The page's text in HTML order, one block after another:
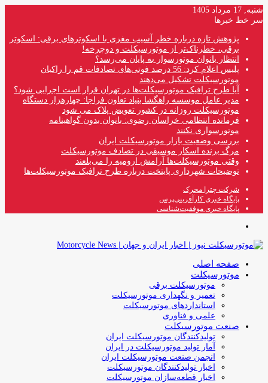
شنبه, 17 مرداد 1405
سر خط خبرها
پژوهش تازه درباره خطر آسیب مغزی با اسکوترهای برقی: اسکوتر
برقی، خطرناک‌تر از موتورسیکلت و دوچرخه!
انتظار بانوان موتورسوار به پایان می‌رسد؟
پلیس اعلام کرد: 56 درصد فوتی‌های تصادفات قم را راکبان
موتورسیکلت تشکیل می‌دهند
آیا طرح ترافیک موتورسیکلت‌ها در تهران قرار است اجرایی شود؟
مدیر عامل موسسه راهگشا بنیاد تعاون فراجا: چهارهزار دستگاه
موتورسیکلت روزانه در کشور تعویض پلاک می شود
فرمانده انتظامی خراسان رضوی: بانوان بدون گواهینامه
موتورسواری نکنند
بررسی وضعیت بازار موتورسیکلت ایران
مرگ برنده اسکار موسیقی در تصادف موتورسیکلت
وقتی موتورسیکلت‌ها آرامش ارومیه را می‌بلعند
توضیحات شهرداری پایتخت درباره طرح ترافیک موتورسیکلت‌ها
شرکت چترا محرک
پایگاه خبری کارآفرینی‌پرس
پایگاه خبری موفقیت‌شناسی
صفحه اصلی
موتورسیکلت
موتورسیکلت برقی
تعمیر و نگهداری موتورسیکلت
استانداردهای موتورسیکلت
علمی و فناوری
صنعت موتورسیکلت
تولیدکنندگان موتورسیکلت ایران
آمار تولید موتورسیکلت در ایران
انجمن صنعت موتورسیکلت ایران
اخبار تولیدکنندگان موتورسیکلت
اخبار قطعه‌سازان موتورسیکلت